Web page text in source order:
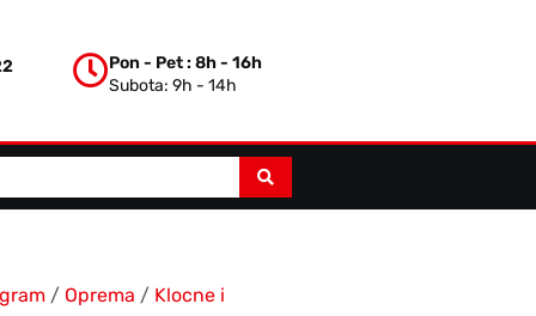
Pon - Pet : 8h - 16h
Subota: 9h - 14h
/ Oprema / Klocne i